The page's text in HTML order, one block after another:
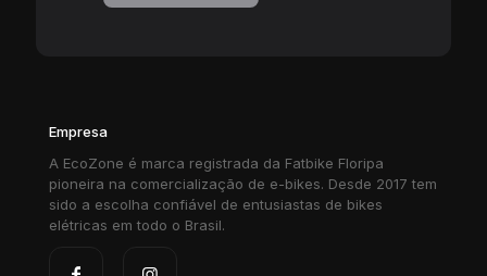
Empresa
A EcoZone é marca registrada da Fatbike Floripa
pioneira na comercialização de e-bikes. Desde 2017 tem
sido a escolha confiável de entusiastas de bikes
elétricas em todo o Brasil.